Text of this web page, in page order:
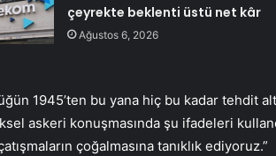
çeyrekte beklenti üstü net kâr
Ağustos 6, 2026
1945’ten bu yana hiç bu kadar tehdit
askeri konuşmasında şu ifadeleri
çoğalmasına tanıklık ediyoruz.”